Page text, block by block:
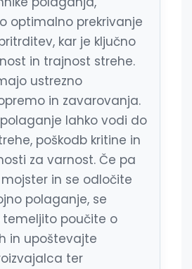
optimalno prekrivanje
kar je ključno
in trajnost strehe.
ustrezno
in zavarovanja.
lahko vodi do
poškodb kritine in
za varnost. Če pa
in se odločite
polaganje, se
poučite o
in upoštevajte
ter